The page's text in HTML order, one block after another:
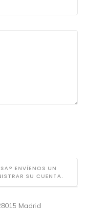
ENVÍENOS UN
SU CUENTA.
Madrid